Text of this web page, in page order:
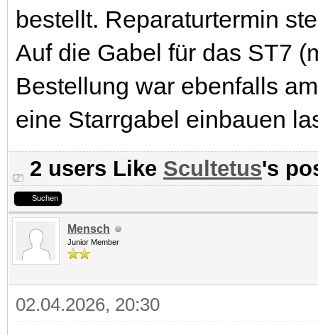
bestellt. Reparaturtermin
Auf die Gabel für das ST7
Bestellung war ebenfalls
eine Starrgabel einbauen
2 users Like Scultetus's
Suchen
Mensch
Junior Member
02.04.2026, 20:30